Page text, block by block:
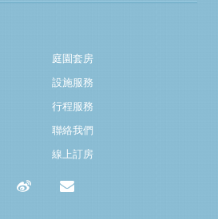
庭園套房
設施服務
行程服務
聯絡我們
線上訂房